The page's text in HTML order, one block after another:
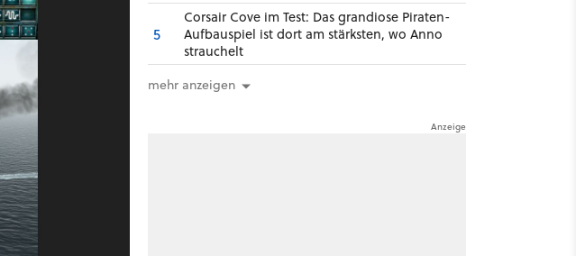
5
Corsair Cove im Test: Das grandiose Piraten-
Aufbauspiel ist dort am stärksten, wo Anno
strauchelt
mehr anzeigen